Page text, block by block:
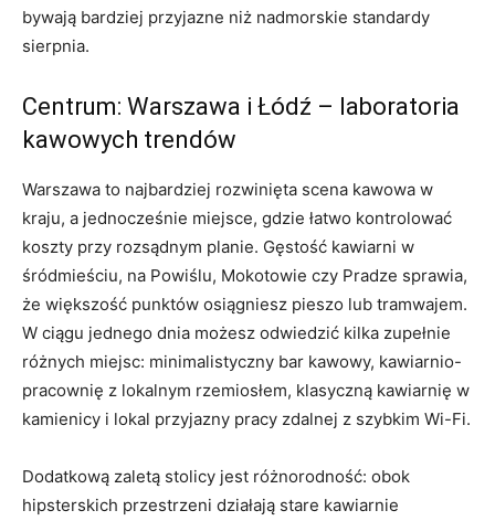
bywają bardziej przyjazne niż nadmorskie standardy
sierpnia.
Centrum: Warszawa i Łódź – laboratoria
kawowych trendów
Warszawa to najbardziej rozwinięta scena kawowa w
kraju, a jednocześnie miejsce, gdzie łatwo kontrolować
koszty przy rozsądnym planie. Gęstość kawiarni w
śródmieściu, na Powiślu, Mokotowie czy Pradze sprawia,
że większość punktów osiągniesz pieszo lub tramwajem.
W ciągu jednego dnia możesz odwiedzić kilka zupełnie
różnych miejsc: minimalistyczny bar kawowy, kawiarnio-
pracownię z lokalnym rzemiosłem, klasyczną kawiarnię w
kamienicy i lokal przyjazny pracy zdalnej z szybkim Wi-Fi.
Dodatkową zaletą stolicy jest różnorodność: obok
hipsterskich przestrzeni działają stare kawiarnie